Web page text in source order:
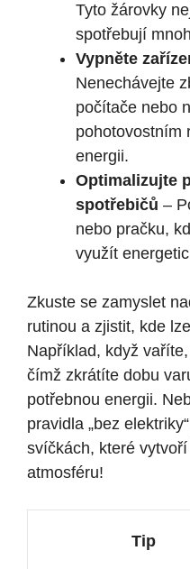
Tyto žárovky
spotřebují
Vypněte
Nenechávejte
počítače nebo
pohotovostním
energii.
Optimalizujte
spotřebičů –
nebo pračku,
využít
Zkuste se zamyslet
rutinou a zjistit, kde
Například, když vaříte,
čímž zkrátíte dobu
potřebnou energii.
pravidla „bez
svíčkách, které
atmosféru!
Tip